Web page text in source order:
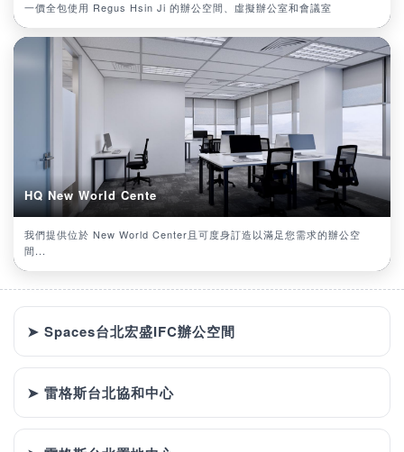
一價全包使用 Regus Hsin Ji 的辦公空間、虛擬辦公室和會議室
HQ New World Cente
我們提供位於 New World Center且可度身訂造以滿足您需求的辦公空
間...
➤ Spaces台北宏盛IFC辦公空間
➤ 雷格斯台北協和中心